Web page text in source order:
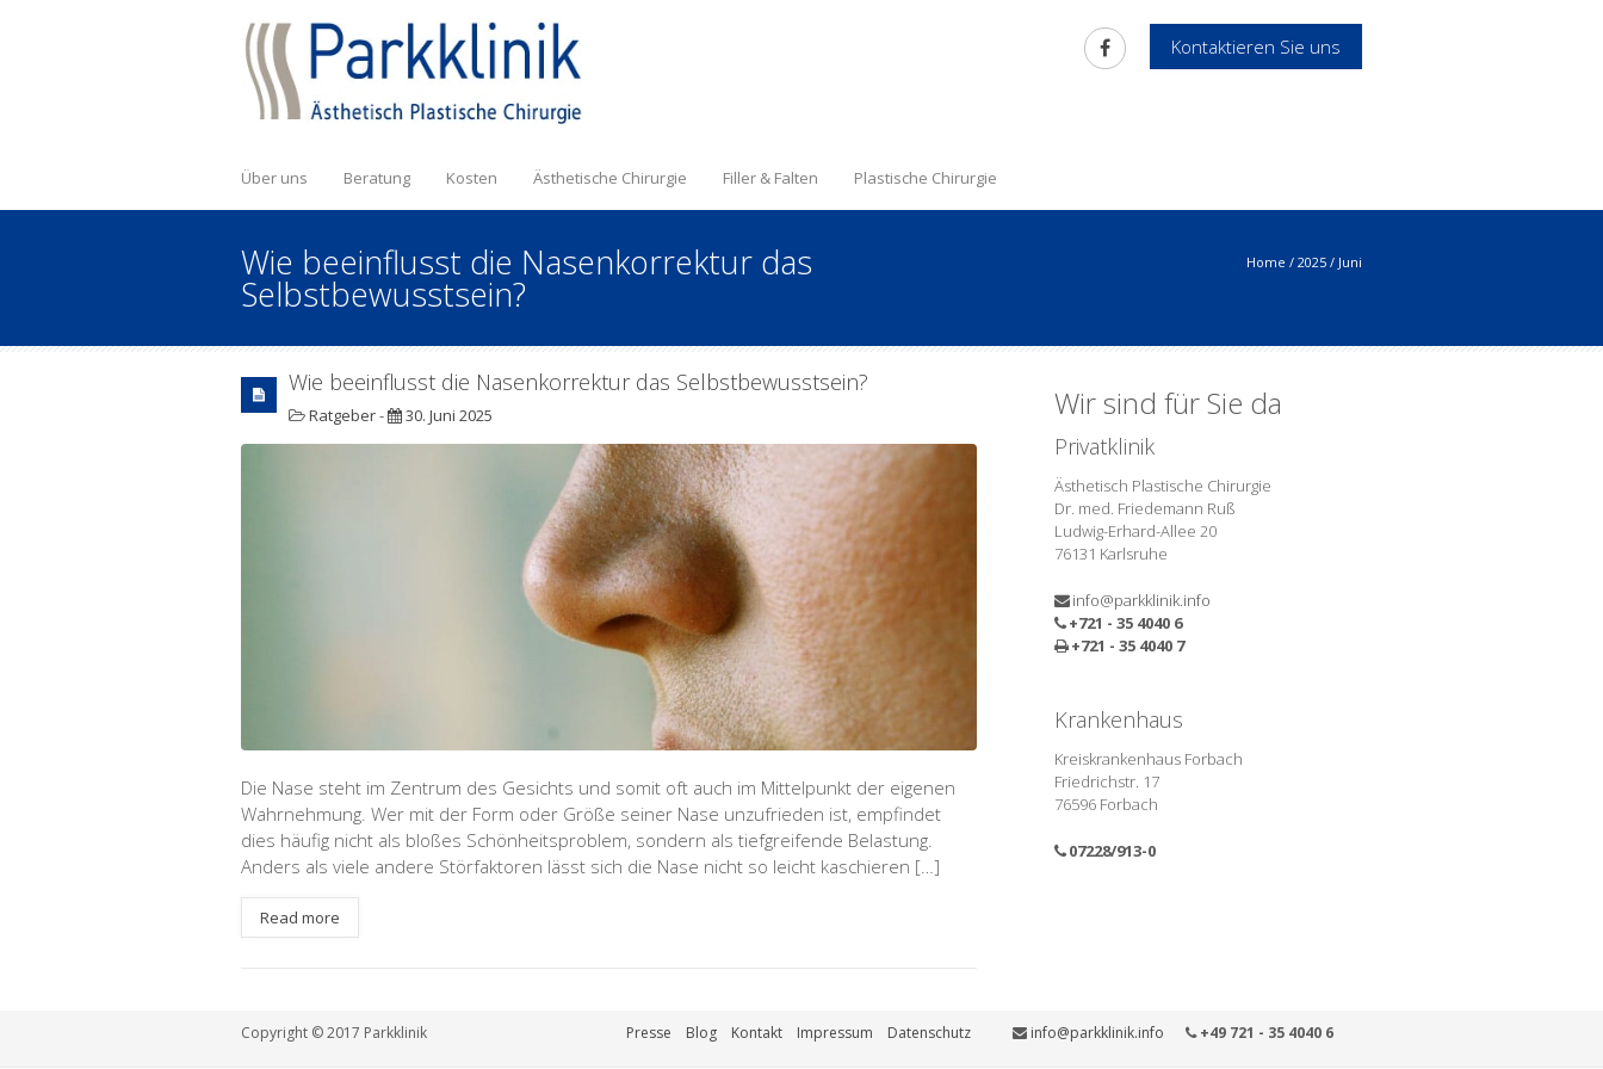
Kontaktieren Sie uns
Über uns Beratung Kosten Ästhetische Chirurgie Filler & Falten Plastische Chirurgie
Wie beeinflusst die Nasenkorrektur das
Selbstbewusstsein?
Home / 2025 / Juni
Wie beeinflusst die Nasenkorrektur das Selbstbewusstsein?
Ratgeber- 30. Juni 2025
Die Nase steht im Zentrum des Gesichts und somit oft auch im Mittelpunkt der eigenen
Wahrnehmung. Wer mit der Form oder Größe seiner Nase unzufrieden ist, empfindet
dies häufig nicht als bloßes Schönheitsproblem, sondern als tiefgreifende Belastung.
Anders als viele andere Störfaktoren lässt sich die Nase nicht so leicht kaschieren […]
Read more
Wir sind für Sie da
Privatklinik
Ästhetisch Plastische Chirurgie
Dr. med. Friedemann Ruß
Ludwig-Erhard-Allee 20
76131 Karlsruhe
info@parkklinik.info
+721 - 35 4040 6
+721 - 35 4040 7
Krankenhaus
Kreiskrankenhaus Forbach
Friedrichstr. 17
76596 Forbach
07228/913-0
Copyright © 2017 Parkklinik Presse Blog Kontakt Impressum Datenschutz info@parkklinik.info +49 721 - 35 4040 6